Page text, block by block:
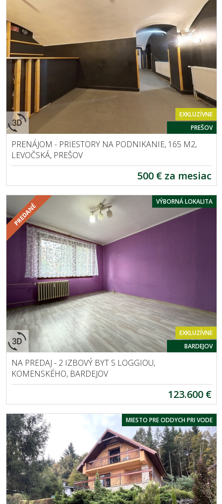
EXKLUZÍVNE
PREŠOV
PRENÁJOM - PRIESTORY NA PODNIKANIE, 165 M2,
LEVOČSKÁ, PREŠOV
500 € za mesiac
VÝBORNÁ LOKALITA
EXKLUZÍVNE
BARDEJOV
NA PREDAJ - 2 IZBOVÝ BYT S LOGGIOU,
KOMENSKÉHO, BARDEJOV
123.600 €
MIESTO PRE ODDYCH PRI VODE